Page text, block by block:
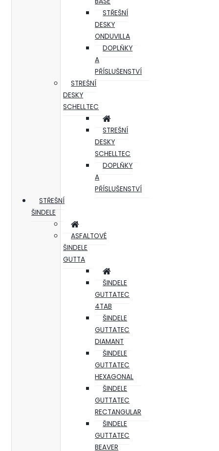
STŘEŠNÍ
DESKY
ONDUVILLA
DOPLŇKY
A
PŘÍSLUŠENSTVÍ
STREŠNÍ
DESKY
SCHELLTEC
STREŠNÍ
DESKY
SCHELLTEC
DOPLŇKY
A
PŘÍSLUŠENSTVÍ
STŘEŠNÍ
ŠINDELE
ASFALTOVÉ
ŠINDELE
GUTTA
ŠINDELE
GUTTATEC
4TAB
ŠINDELE
GUTTATEC
DIAMANT
ŠINDELE
GUTTATEC
HEXAGONAL
ŠINDELE
GUTTATEC
RECTANGULAR
ŠINDELE
GUTTATEC
BEAVER